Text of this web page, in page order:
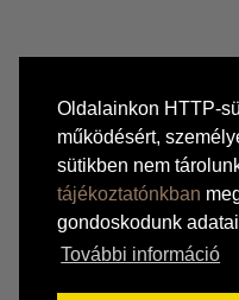
Oldalainkon HTTP-
működésért,
sütikben nem
tájékoztatónkban
gondoskodunk
További információ